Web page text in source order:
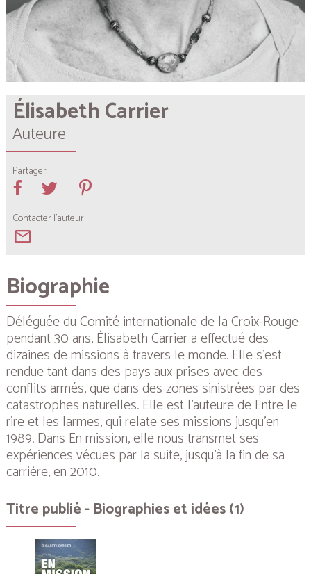
Élisabeth Carrier
Auteure
Partager
Contacter l'auteur
mail_outline
Biographie
Déléguée du Comité internationale de la Croix-Rouge
pendant 30 ans, Élisabeth Carrier a effectué des
dizaines de missions à travers le monde. Elle s’est
rendue tant dans des pays aux prises avec des
conflits armés, que dans des zones sinistrées par des
catastrophes naturelles. Elle est l’auteure de Entre le
rire et les larmes, qui relate ses missions jusqu’en
1989. Dans En mission, elle nous transmet ses
expériences vécues par la suite, jusqu’à la fin de sa
carrière, en 2010.
Titre publié - Biographies et idées (1)